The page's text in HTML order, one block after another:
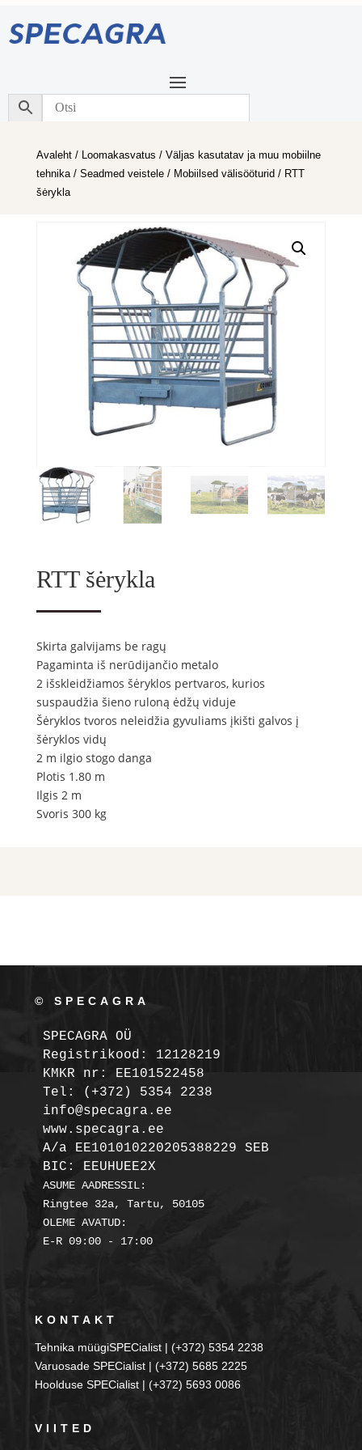
Avaleht/ Loomakasvatus / Väljas kasutatav ja muu mobiilne
tehnika/ Seadmed veistele/ Mobiilsed välisööturid / RTT
šėrykla
RTT šėrykla
Skirta galvijams be ragų
Pagaminta iš nerūdijančio metalo
2 išskleidžiamos šėryklos pertvaros, kurios
suspaudžia šieno ruloną ėdžų viduje
Šėryklos tvoros neleidžia gyvuliams įkišti galvos į
šėryklos vidų
2 m ilgio stogo danga
Plotis 1.80 m
Ilgis 2 m
Svoris 300 kg
© SPECAGRA
SPECAGRA OÜ
Registrikood: 12128219
KMKR nr: EE101522458
Tel: (+372) 5354 2238
info@specagra.ee
A/a EE101010220205388229 SEB
BIC: EEUHUEE2X
ASUME AADRESSIL:
Ringtee 32a, Tartu, 50105
OLEME AVATUD:
E-R 09:00 - 17:00
KONTAKT
Tehnika müügiSPECialist | (+372) 5354 2238
Varuosade SPECialist | (+372) 5685 2225
Hoolduse SPECialist | (+372) 5693 0086
VIITED